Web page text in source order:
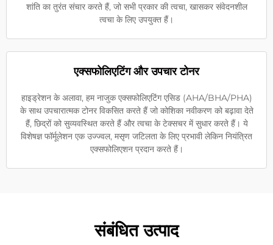
शांति का तुरंत संचार करते हैं, जो सभी प्रकार की त्वचा, खासकर संवेदनशील
त्वचा के लिए उपयुक्त हैं।
एक्सफोलिएटिंग और उपचार टोनर
हाइड्रेशन के अलावा, हम नाजुक एक्सफोलिएटिंग एसिड (AHA/BHA/PHA)
के साथ उपचारात्मक टोनर विकसित करते हैं जो कोशिका नवीकरण को बढ़ावा देते
हैं, छिद्रों को सुव्यवस्थित करते हैं और त्वचा के टेक्सचर में सुधार करते हैं। ये
विशेषज्ञ फॉर्मूलेशन एक उज्ज्वल, मसृण जटिलता के लिए प्रभावी लेकिन नियंत्रित
एक्सफोलिएशन प्रदान करते हैं।
संबंधित उत्पाद